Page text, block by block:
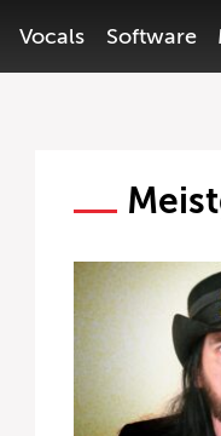
Vocals Software